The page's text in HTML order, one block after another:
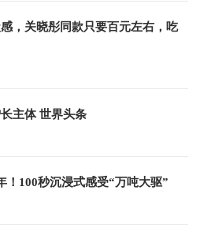
，关晓彤同款只要百元左右，吃
主体 世界头条
！100秒沉浸式感受“万吨大驱”